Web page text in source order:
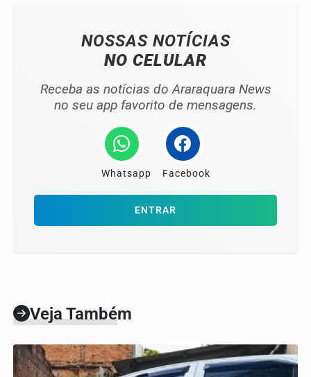
NOSSAS NOTÍCIAS
NO CELULAR
Receba as notícias do Araraquara News
no seu app favorito de mensagens.
Whatsapp Facebook
ENTRAR
Veja Também